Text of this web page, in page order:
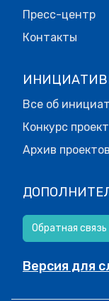
Пресс-центр
Контакты
Все об
Конкурс
Архив
Обратная связь
Версия для